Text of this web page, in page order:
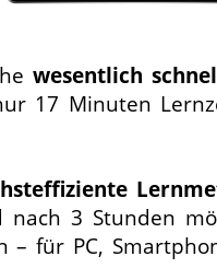
wesentlich
17 Minuten
3 Stunden
– für PC,